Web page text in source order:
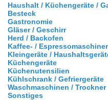
Haushalt / Küchengeräte /
Besteck
Gastronomie
Gläser / Geschirr
Herd / Backofen
Kaffee- /
Kleingeräte /
Küchengeräte
Küchenutensilien
Kühlschrank / Gefriergeräte
Waschmaschinen / Trockner
Sonstiges